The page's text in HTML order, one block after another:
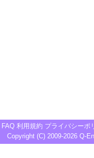
FAQ 利用規約 プライバシーポ
Copyright (C) 2009-2026 Q-